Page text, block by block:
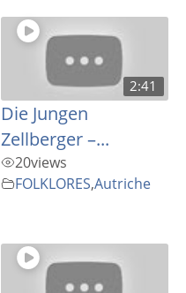
2:41
Die Jungen
Zellberger –...
20views
FOLKLORES,Autriche